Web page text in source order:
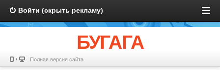
Войти (скрыть рекламу)
БУГАГА
Полная версия сайта